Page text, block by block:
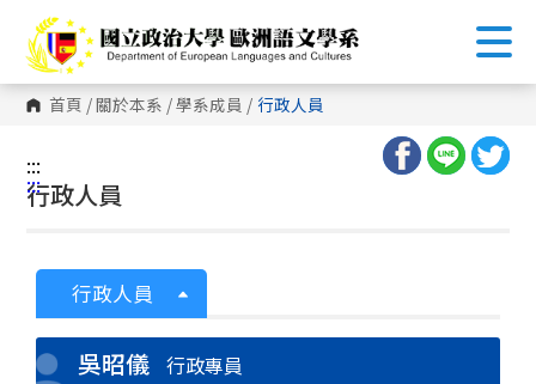
到
主
要
內
容 首頁 /關於本系 /學系成員 / 行政人員
:::
:::
行政人員
行政人員
吳昭儀 行政專員